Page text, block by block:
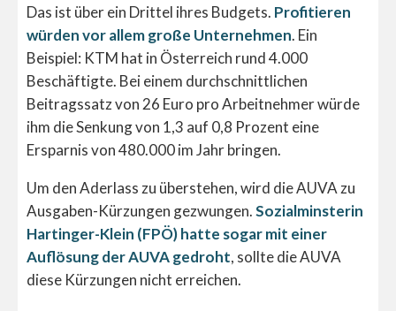
Das ist über ein Drittel ihres Budgets. Profitieren
würden vor allem große Unternehmen. Ein
Beispiel: KTM hat in Österreich rund 4.000
Beschäftigte. Bei einem durchschnittlichen
Beitragssatz von 26 Euro pro Arbeitnehmer würde
ihm die Senkung von 1,3 auf 0,8 Prozent eine
Ersparnis von 480.000 im Jahr bringen.
Um den Aderlass zu überstehen, wird die AUVA zu
Ausgaben-Kürzungen gezwungen.Sozialminsterin
Hartinger-Klein (FPÖ) hatte sogar mit einer
Auflösung der AUVA gedroht, sollte die AUVA
diese Kürzungen nicht erreichen.